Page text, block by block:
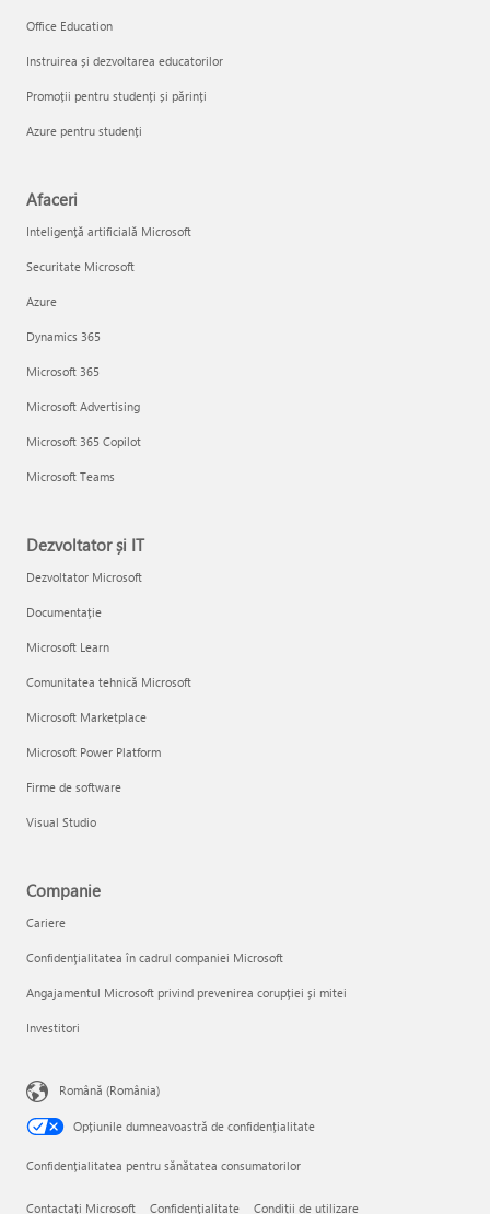
Office Education
Instruirea și dezvoltarea educatorilor
Promoții pentru studenți și părinți
Azure pentru studenți
Afaceri
Inteligență artificială Microsoft
Securitate Microsoft
Azure
Dynamics 365
Microsoft 365
Microsoft Advertising
Microsoft 365 Copilot
Microsoft Teams
Dezvoltator și IT
Dezvoltator Microsoft
Documentație
Microsoft Learn
Comunitatea tehnică Microsoft
Microsoft Marketplace
Microsoft Power Platform
Firme de software
Visual Studio
Companie
Cariere
Confidențialitatea în cadrul companiei Microsoft
Angajamentul Microsoft privind prevenirea corupției și mitei
Investitori
Română (România)
Opțiunile dumneavoastră de confidențialitate
Confidențialitatea pentru sănătatea consumatorilor
Contactați Microsoft Confidențialitate Condiţii de utilizare